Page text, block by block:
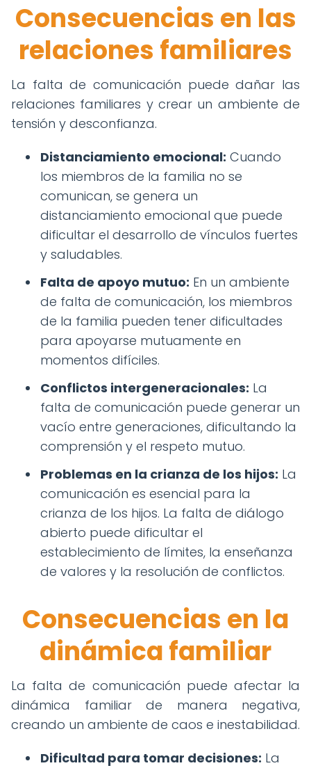
Consecuencias en las
relaciones familiares
La falta de comunicación puede dañar las
relaciones familiares y crear un ambiente de
tensión y desconfianza.
Distanciamiento emocional: Cuando
los miembros de la familia no se
comunican, se genera un
distanciamiento emocional que puede
dificultar el desarrollo de vínculos fuertes
y saludables.
Falta de apoyo mutuo: En un ambiente
de falta de comunicación, los miembros
de la familia pueden tener dificultades
para apoyarse mutuamente en
momentos difíciles.
Conflictos intergeneracionales: La
falta de comunicación puede generar un
vacío entre generaciones, dificultando la
comprensión y el respeto mutuo.
Problemas en la crianza de los hijos: La
comunicación es esencial para la
crianza de los hijos. La falta de diálogo
abierto puede dificultar el
establecimiento de límites, la enseñanza
de valores y la resolución de conflictos.
Consecuencias en la
dinámica familiar
La falta de comunicación puede afectar la
dinámica familiar de manera negativa,
creando un ambiente de caos e inestabilidad.
Dificultad para tomar decisiones: La